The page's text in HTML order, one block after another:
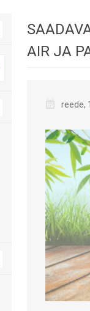
TOOTED
Madratsikaitsmed
Mähkmed
Mähkmed lastele
Püksid mähkmete
fikseerimiseks
AIR JA
reede,